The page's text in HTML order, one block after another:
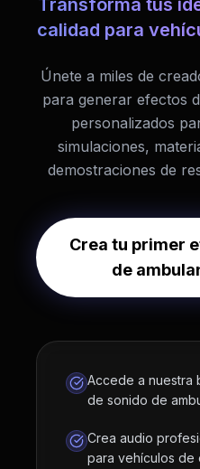
Transforma tus
calidad para
Únete a miles de
para generar efectos
personalizados
simulaciones,
demostraciones de
Crea tu primer
de
Accede a nuestra
de sonido de
Crea audio
para vehículos de